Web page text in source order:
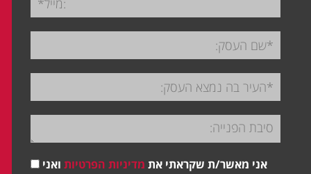
אני מאשר/ת שקראתי את מדיניות הפרטיות ואני